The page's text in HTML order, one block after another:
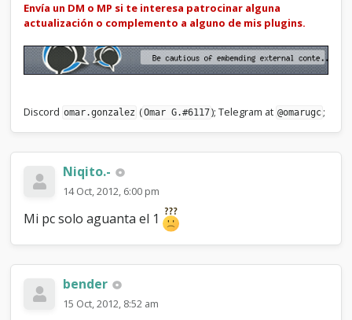
Envía un DM o MP si te interesa patrocinar alguna
actualización o complemento a alguno de mis plugins.
Discord omar.gonzalez (Omar G.#6117); Telegram at @omarugc ;
Niqito.-
14 Oct, 2012, 6:00 pm
Mi pc solo aguanta el 1
bender
15 Oct, 2012, 8:52 am